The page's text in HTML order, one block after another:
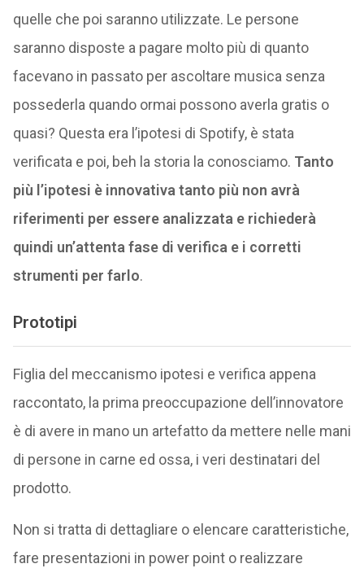
quelle che poi saranno utilizzate. Le persone
saranno disposte a pagare molto più di quanto
facevano in passato per ascoltare musica senza
possederla quando ormai possono averla gratis o
quasi? Questa era l’ipotesi di Spotify, è stata
verificata e poi, beh la storia la conosciamo. Tanto
più l’ipotesi è innovativa tanto più non avrà
riferimenti per essere analizzata e richiederà
quindi un’attenta fase di verifica e i corretti
strumenti per farlo.
Prototipi
Figlia del meccanismo ipotesi e verifica appena
raccontato, la prima preoccupazione dell’innovatore
è di avere in mano un artefatto da mettere nelle mani
di persone in carne ed ossa, i veri destinatari del
prodotto.
Non si tratta di dettagliare o elencare caratteristiche,
fare presentazioni in power point o realizzare